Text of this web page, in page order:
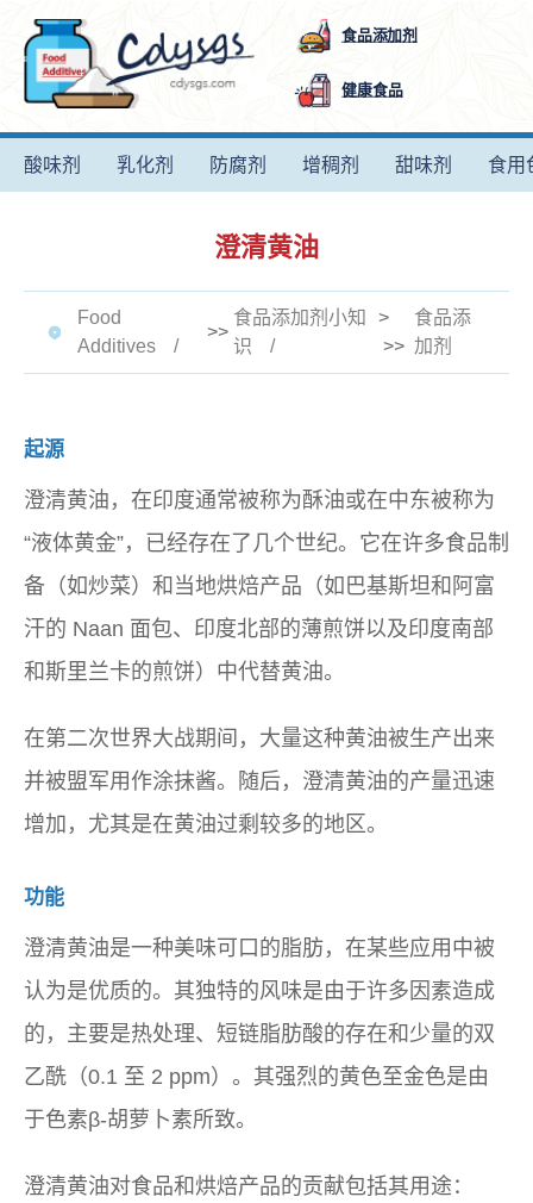
食品添加剂
健康食品
酸味剂 乳化剂 防腐剂 增稠剂 甜味剂 食用
澄清黄油
Food
Additives
>>
食品添加剂小知
识
>
>>
食品添
加剂
起源
澄清黄油，在印度通常被称为酥油或在中东被称为
“液体黄金”，已经存在了几个世纪。它在许多食品制
备（如炒菜）和当地烘焙产品（如巴基斯坦和阿富
汗的 Naan 面包、印度北部的薄煎饼以及印度南部
和斯里兰卡的煎饼）中代替黄油。
在第二次世界大战期间，大量这种黄油被生产出来
并被盟军用作涂抹酱。随后，澄清黄油的产量迅速
增加，尤其是在黄油过剩较多的地区。
功能
澄清黄油是一种美味可口的脂肪，在某些应用中被
认为是优质的。其独特的风味是由于许多因素造成
的，主要是热处理、短链脂肪酸的存在和少量的双
乙酰（0.1 至 2 ppm）。其强烈的黄色至金色是由
于色素β-胡萝卜素所致。
澄清黄油对食品和烘焙产品的贡献包括其用途：